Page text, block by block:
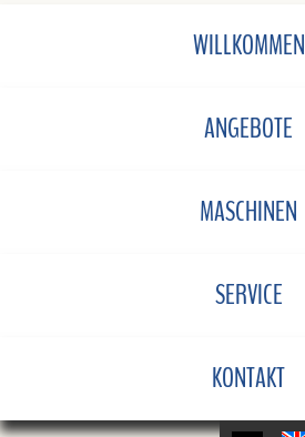
WILLKOMMEN
ANGEBOTE
MASCHINEN
SERVICE
KONTAKT